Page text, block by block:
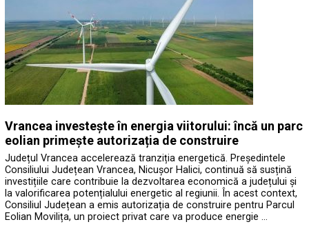
Vrancea investește în energia viitorului: încă un parc
eolian primește autorizația de construire
Județul Vrancea accelerează tranziția energetică. Președintele
Consiliului Județean Vrancea, Nicușor Halici, continuă să susțină
investițiile care contribuie la dezvoltarea economică a județului și
la valorificarea potențialului energetic al regiunii. În acest context,
Consiliul Județean a emis autorizația de construire pentru Parcul
Eolian Movilița, un proiect privat care va produce energie …